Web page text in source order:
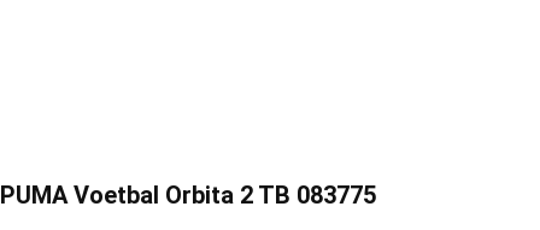
PUMA Voetbal Orbita 2 TB 083775